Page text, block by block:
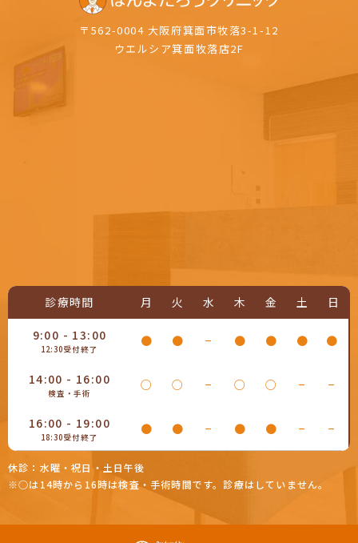
〒562-0004 大阪府箕面市牧落3-1-12
ウエルシア箕面牧落店2F
診療時間 月 火 水 木 金 土 日
9:00 - 13:00
12:30受付終了
● ● − ● ● ● ●
14:00 - 16:00
検査・手術
○ ○ − ○ ○ − −
16:00 - 19:00
18:30受付終了
● ● − ● ● − −
休診：水曜・祝日・土日午後
※○は14時から16時は検査・手術時間です。診療はしていません。